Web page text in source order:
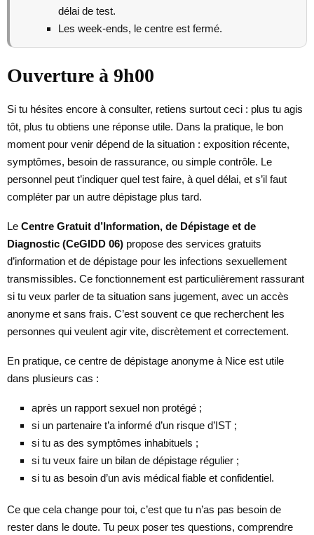
délai de test.
Les week-ends, le centre est fermé.
Ouverture à 9h00
Si tu hésites encore à consulter, retiens surtout ceci : plus tu agis
tôt, plus tu obtiens une réponse utile. Dans la pratique, le bon
moment pour venir dépend de la situation : exposition récente,
symptômes, besoin de rassurance, ou simple contrôle. Le
personnel peut t’indiquer quel test faire, à quel délai, et s’il faut
compléter par un autre dépistage plus tard.
Le Centre Gratuit d’Information, de Dépistage et de
Diagnostic (CeGIDD 06) propose des services gratuits
d’information et de dépistage pour les infections sexuellement
transmissibles. Ce fonctionnement est particulièrement rassurant
si tu veux parler de ta situation sans jugement, avec un accès
anonyme et sans frais. C’est souvent ce que recherchent les
personnes qui veulent agir vite, discrètement et correctement.
En pratique, ce centre de dépistage anonyme à Nice est utile
dans plusieurs cas :
après un rapport sexuel non protégé ;
si un partenaire t’a informé d’un risque d’IST ;
si tu as des symptômes inhabituels ;
si tu veux faire un bilan de dépistage régulier ;
si tu as besoin d’un avis médical fiable et confidentiel.
Ce que cela change pour toi, c’est que tu n’as pas besoin de
rester dans le doute. Tu peux poser tes questions, comprendre